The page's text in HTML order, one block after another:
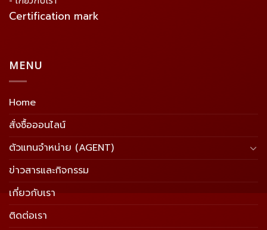
Certification mark
MENU
Home
สั่งซื้อออนไลน์
ตัวแทนจำหน่าย (AGENT)
ข่าวสารและกิจกรรม
เกี่ยวกับเรา
ติดต่อเรา